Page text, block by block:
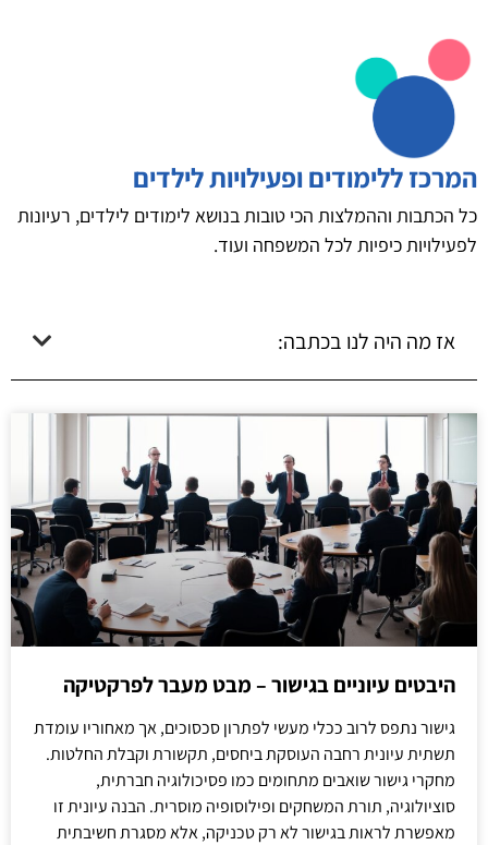
המרכז ללימודים ופעילויות לילדים
כל הכתבות וההמלצות הכי טובות בנושא לימודים לילדים, רעיונות
לפעילויות כיפיות לכל המשפחה ועוד.
אז מה היה לנו בכתבה:
היבטים עיוניים בגישור – מבט מעבר לפרקטיקה
גישור נתפס לרוב ככלי מעשי לפתרון סכסוכים, אך מאחוריו עומדת
תשתית עיונית רחבה העוסקת ביחסים, תקשורת וקבלת החלטות.
מחקרי גישור שואבים מתחומים כמו פסיכולוגיה חברתית,
סוציולוגיה, תורת המשחקים ופילוסופיה מוסרית. הבנה עיונית זו
מאפשרת לראות בגישור לא רק טכניקה, אלא מסגרת חשיבתית